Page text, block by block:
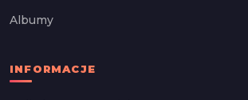
Albumy
INFORMACJE